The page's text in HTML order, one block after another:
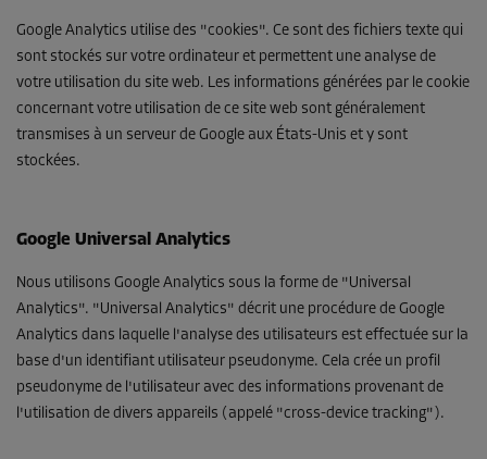
Google Analytics utilise des "cookies". Ce sont des fichiers texte qui
sont stockés sur votre ordinateur et permettent une analyse de
votre utilisation du site web. Les informations générées par le cookie
concernant votre utilisation de ce site web sont généralement
transmises à un serveur de Google aux États-Unis et y sont
stockées.
Google Universal Analytics
Nous utilisons Google Analytics sous la forme de "Universal
Analytics". "Universal Analytics" décrit une procédure de Google
Analytics dans laquelle l'analyse des utilisateurs est effectuée sur la
base d'un identifiant utilisateur pseudonyme. Cela crée un profil
pseudonyme de l'utilisateur avec des informations provenant de
l'utilisation de divers appareils (appelé "cross-device tracking").